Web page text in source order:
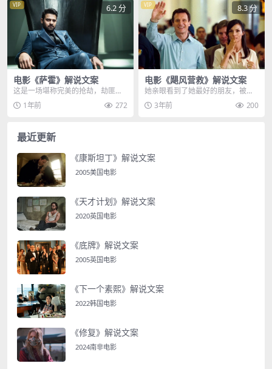
VIP 6.2 分
电影《萨霍》解说文案
这是一场堪称完美的抢劫，劫匪的
手段你肯定想象不到，在这座高达5
20米的双子塔顶端...
1年前 272
VIP 8.3 分
电影《飓风营救》解说文案
她亲眼看到了她最好的朋友，被人
贩子强行拖走，女孩慌了，连忙在
电话里向父亲求助，幸...
3年前 200
最近更新
《康斯坦丁》解说文案
2005美国电影
《天才计划》解说文案
2020英国电影
《底牌》解说文案
2005英国电影
《下一个素熙》解说文案
2022韩国电影
《修复》解说文案
2024南非电影